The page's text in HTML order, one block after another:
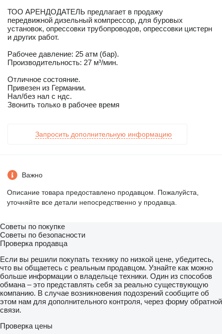
ТОО АРЕНДОДАТЕЛЬ предлагает в продажу
передвижной дизельный компрессор, для буровых
установок, опрессовки трубопроводов, опрессовки цистерн
и других работ.
Рабочее давление: 25 атм (бар).
Производительность: 27 м³/мин.
Отличное состояние.
Привезен из Германии.
Нал/без нал с ндс.
Звонить только в рабочее время
Запросить дополнительную информацию
Важно
Описание товара предоставлено продавцом. Пожалуйста,
уточняйте все детали непосредственно у продавца.
Советы по покупке
Советы по безопасности
Проверка продавца
Если вы решили покупать технику по низкой цене, убедитесь,
что вы общаетесь с реальным продавцом. Узнайте как можно
больше информации о владельце техники. Один из способов
обмана – это представлять себя за реально существующую
компанию. В случае возникновения подозрений сообщите об
этом нам для дополнительного контроля, через форму обратной
связи.
Проверка цены